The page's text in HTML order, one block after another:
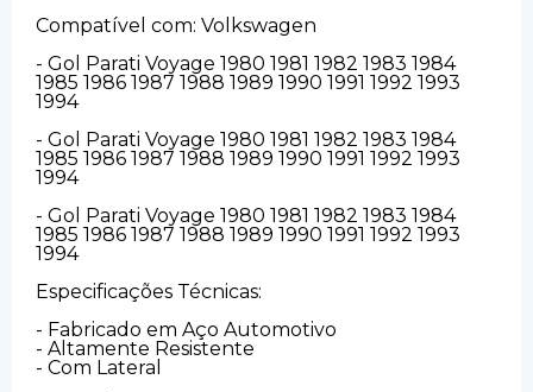
Compatível com: Volkswagen
- Gol Parati Voyage 1980 1981 1982 1983 1984
1985 1986 1987 1988 1989 1990 1991 1992 1993
1994
- Gol Parati Voyage 1980 1981 1982 1983 1984
1985 1986 1987 1988 1989 1990 1991 1992 1993
1994
- Gol Parati Voyage 1980 1981 1982 1983 1984
1985 1986 1987 1988 1989 1990 1991 1992 1993
1994
Especificações Técnicas:
- Fabricado em Aço Automotivo
- Altamente Resistente
- Com Lateral